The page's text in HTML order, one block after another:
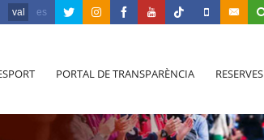
val es
PORTAL DE TRANSPARÈNCIA RESERVES